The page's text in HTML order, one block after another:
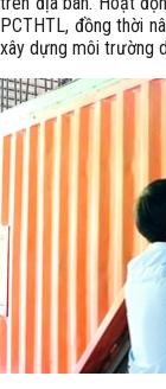
PCTHTL, đồng thời
xây dựng môi trường